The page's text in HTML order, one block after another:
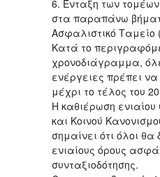
6. Ένταξη των
στα παραπάνω
Ασφαλιστικό Ταμείο
Κατά το
χρονοδιάγραμμα,
ενέργειες πρέπει
μέχρι το τέλος του
Η καθιέρωση ενιαίου
και Κοινού
σημαίνει ότι όλοι θα
ενιαίους όρους
συνταξιοδότησης.